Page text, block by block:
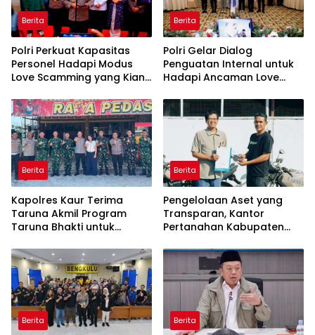
Berita
Polri Perkuat Kapasitas
Personel Hadapi Modus
Love Scamming yang Kian
Berita
Polri Gelar Dialog
Penguatan Internal untuk
Hadapi Ancaman Love
Berita
Kapolres Kaur Terima
Taruna Akmil Program
Taruna Bhakti untuk
Rakyat Kabupaten Kaur
Berita
Pengelolaan Aset yang
Transparan, Kantor
Pertanahan Kabupaten
kepada Pemenang Lelang
Berita Berita